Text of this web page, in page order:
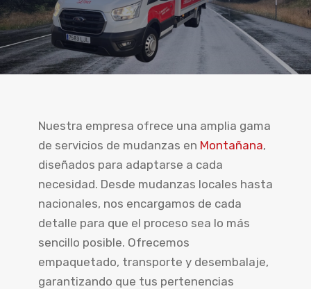
Nuestra empresa ofrece una amplia gama
de servicios de mudanzas en Montañana,
diseñados para adaptarse a cada
necesidad. Desde mudanzas locales hasta
nacionales, nos encargamos de cada
detalle para que el proceso sea lo más
sencillo posible. Ofrecemos
empaquetado, transporte y desembalaje,
garantizando que tus pertenencias